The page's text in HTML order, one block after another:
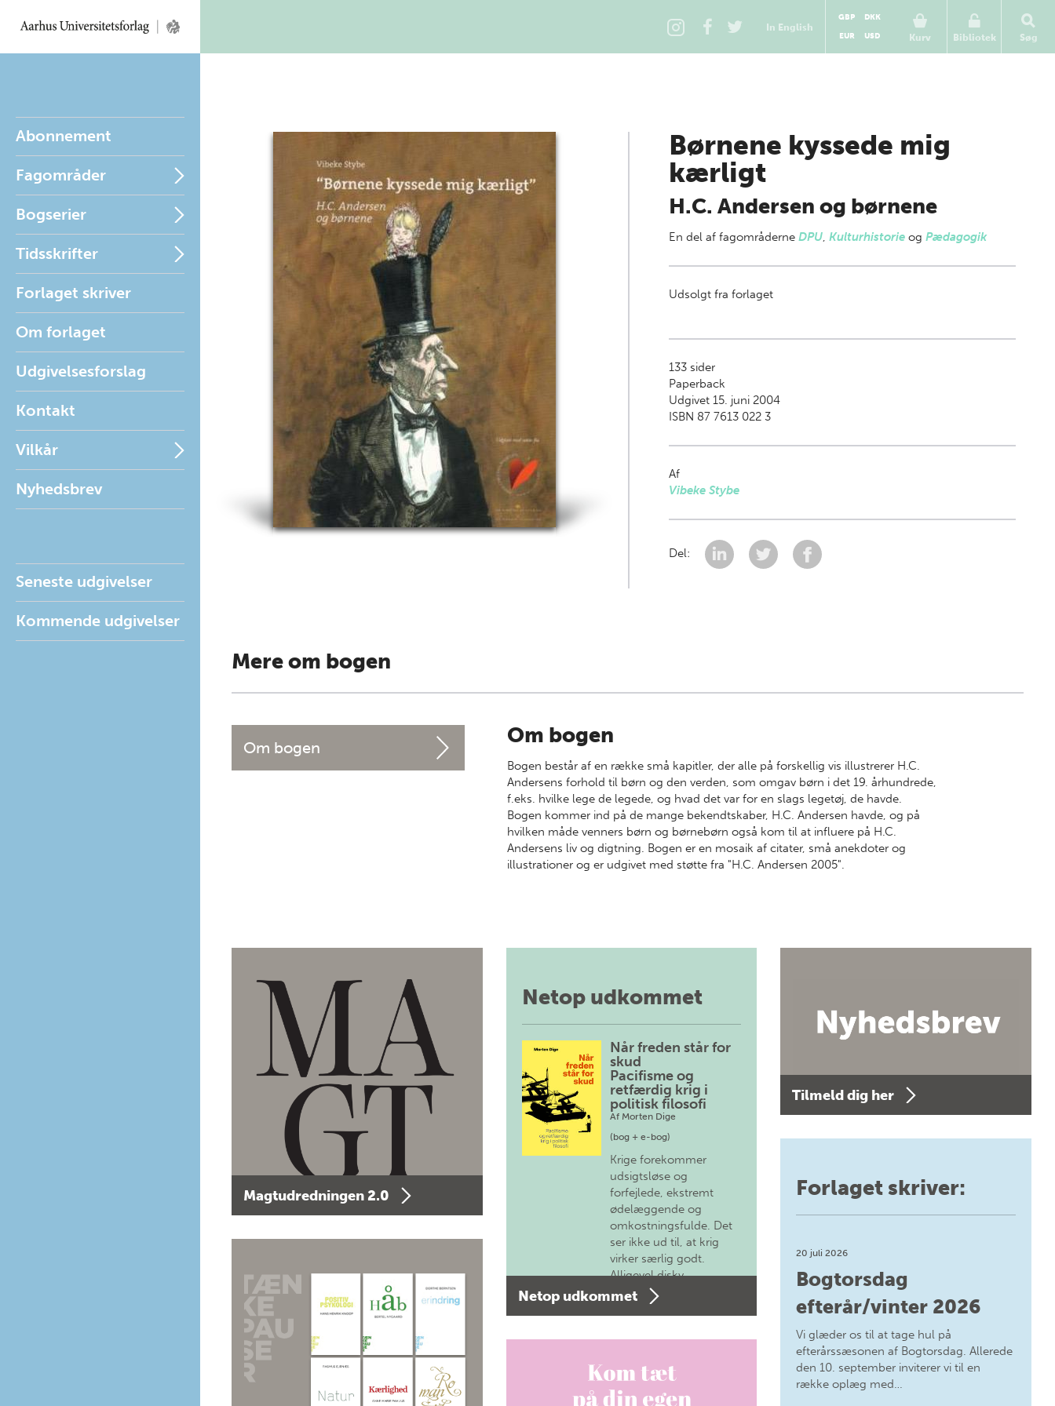
In English
Kurv
GBP
DKK
EUR
USD Bibliotek Søg
Abonnement
Fagområder
Bogserier
Tidsskrifter
Forlaget skriver
Om forlaget
Udgivelsesforslag
Kontakt
Vilkår
Nyhedsbrev
Seneste udgivelser
Kommende udgivelser
Børnene kyssede mig
kærligt
H.C. Andersen og børnene
En del af fagområderne DPU, Kulturhistorieog Pædagogik
Udsolgt fra forlaget
133sider
Paperback
Udgivet 15. juni 2004
ISBN 87 7613 022 3
Af
Vibeke Stybe
Del:
Mere om bogen
Om bogen Om bogen
Bogen består af en række små kapitler, der alle på forskellig vis illustrerer H.C.
Andersens forhold til børn og den verden, som omgav børn i det 19. århundrede,
f.eks. hvilke lege de legede, og hvad det var for en slags legetøj, de havde.
Bogen kommer ind på de mange bekendtskaber, H.C. Andersen havde, og på
hvilken måde venners børn og børnebørn også kom til at influere på H.C.
Andersens liv og digtning. Bogen er en mosaik af citater, små anekdoter og
illustrationer og er udgivet med støtte fra "H.C. Andersen 2005".
Magtudredningen 2.0
Netop udkommet
Når freden står for
skud
Pacifisme og
retfærdig krig i
politisk filosofi
Af Morten Dige
(bog + e-bog)
Krige forekommer
udsigtsløse og
forfejlede, ekstremt
ødelæggende og
omkostningsfulde. Det
ser ikke ud til, at krig
virker særlig godt.
Alligevel diskv…
Netop udkommet
Tilmeld dig her
Forlaget skriver:
20 juli 2026
Bogtorsdag
efterår/vinter 2026
Vi glæder os til at tage hul på
efterårssæsonen af Bogtorsdag. Allerede
den 10. september inviterer vi til en
række oplæg med…